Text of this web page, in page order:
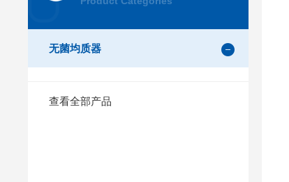
无菌均质器
查看全部产品